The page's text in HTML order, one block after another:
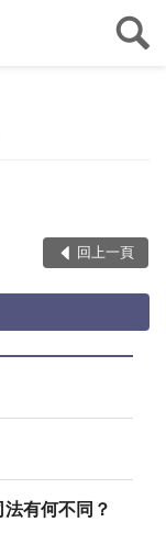
回上一頁
有何不同？